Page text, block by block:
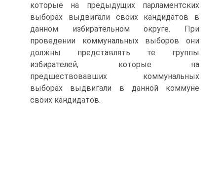
которые на предыдущих парламентских
выборах выдвигали своих кандидатов в
данном избирательном округе. При
проведении коммунальных выборов они
должны представлять те группы
избирателей, которые на
предшествовавших коммунальных
выборах выдвигали в данной коммуне
своих кандидатов.